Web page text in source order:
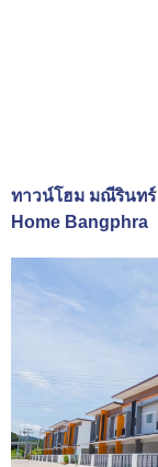
ทาวน์โฮม มณีรินทร์
Home Bangphra